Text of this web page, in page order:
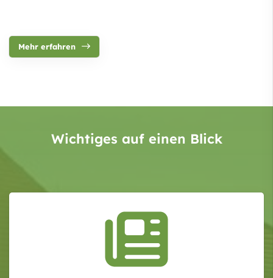
Mehr erfahren
Wichtiges auf einen Blick